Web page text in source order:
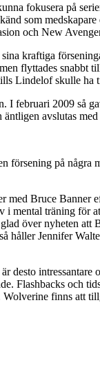
fokusera på
som
och New
kraftiga
flyttades
Lindelof skulle ha
2009 så
avslutas
på
Bruce
mental träning
över nyheten
Jennifer
Flashbacks och
finns att